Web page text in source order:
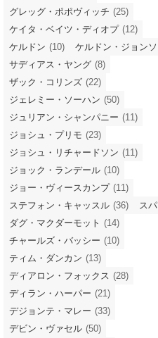
グレッグ・ポポヴィッチ (25)
ケイタ・ベイツ・ディオプ (12)
ケルドン (10) ケルドン・ジョン
サディアス・ヤング (8)
ザック・コリンズ (22)
ジェレミー・ソーハン (50)
ジュリアン・シャンパニー (11)
ジョシュ・プリモ (23)
ジョシュ・リチャードソン (11)
ジョック・ランデール (10)
ジョー・ヴィースカンプ (11)
ステフォン・キャッスル (36) ス
ダグ・マクダーモット (14)
チャールズ・バッシー (10)
ティム・ダンカン (13)
ディアロン・フォックス (28)
ディラン・ハーパー (21)
デジョンテ・マレー (33)
デビン・ヴァセル (50)